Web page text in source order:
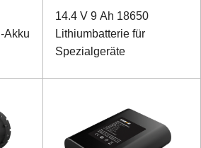
Akku
14.4 V 9 Ah 18650
Lithiumbatterie für
Spezialgeräte